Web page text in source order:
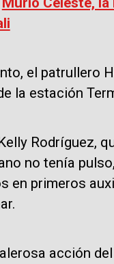
el patrullero
la estación
Rodríguez,
no tenía
en primeros
acción